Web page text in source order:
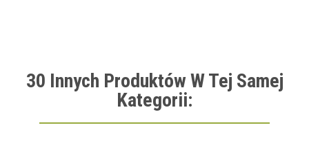
30 Innych Produktów W Tej Samej
Kategorii: